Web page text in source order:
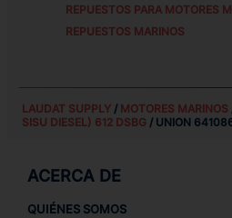
REPUESTOS PARA MOTORES
REPUESTOS MARINOS
LAUDAT SUPPLY/ MOTORES MARINOS
SISU DIESEL) 612 DSBG/ UNION
ACERCA DE
QUIÉNES SOMOS